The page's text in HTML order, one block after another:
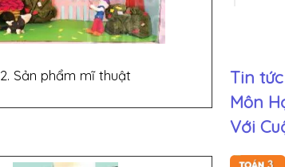
2. Sản phẩm mĩ thuật
Tin
Môn
Với